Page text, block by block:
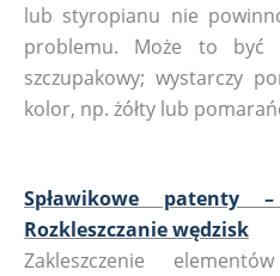
lub styropianu nie
problemu. Może to być
szczupakowy; wystarczy
kolor, np. żółty lub
Spławikowe patenty
Rozkleszczanie wędzisk
Zakleszczenie